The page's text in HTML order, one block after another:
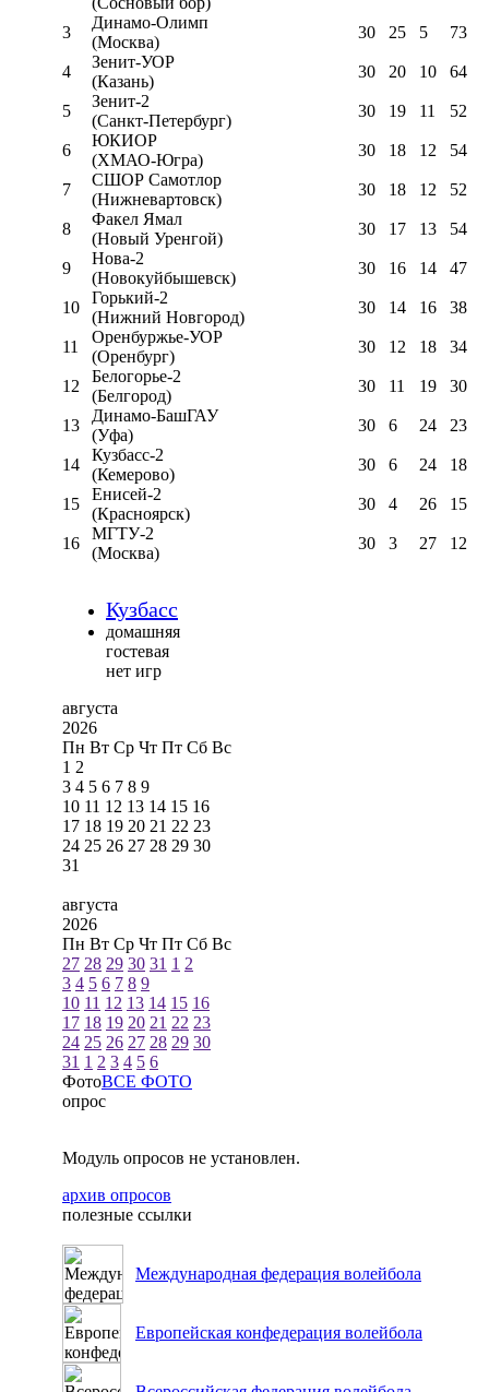
3
Динамо-Олимп
(Москва)
30 25 5 73
4
Зенит-УОР
(Казань)
30 20 10 64
5
Зенит-2
(Санкт-Петербург)
30 19 11 52
6
ЮКИОР
(ХМАО-Югра)
30 18 12 54
7
СШОР Самотлор
(Нижневартовск)
30 18 12 52
8
Факел Ямал
(Новый Уренгой)
30 17 13 54
9
Нова-2
(Новокуйбышевск)
30 16 14 47
10
Горький-2
(Нижний Новгород)
30 14 16 38
11
Оренбуржье-УОР
(Оренбург)
30 12 18 34
12
Белогорье-2
(Белгород)
30 11 19 30
13
Динамо-БашГАУ
(Уфа)
30 6 24 23
14
Кузбасс-2
(Кемерово)
30 6 24 18
15
Енисей-2
(Красноярск)
30 4 26 15
16
МГТУ-2
(Москва)
30 3 27 12
Кузбасс
домашняя
гостевая
нет игр
августа
2026
Пн Вт Ср Чт Пт Сб Вс
1 2
3 4 5 6 7 8 9
10 11 12 13 14 15 16
17 18 19 20 21 22 23
24 25 26 27 28 29 30
31
августа
2026
Пн Вт Ср Чт Пт Сб Вс
27 28 29 30 31 1 2
3 4 5 6 7 8 9
10 11 12 13 14 15 16
17 18 19 20 21 22 23
24 25 26 27 28 29 30
31 1 2 3 4 5 6
ФотоВСЕ ФОТО
опрос
Модуль опросов не установлен.
архив опросов
полезные ссылки
Международная федерация волейбола
Европейская конфедерация волейбола